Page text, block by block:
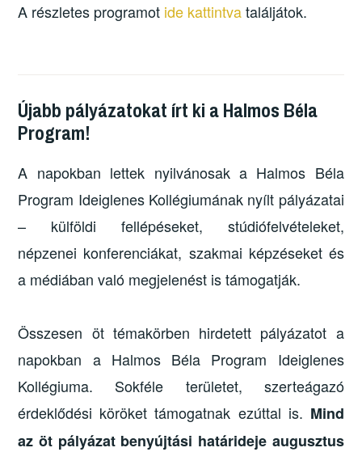
A részletes programot ide kattintvataláljátok.
Újabb pályázatokat írt ki a Halmos Béla
Program!
A napokban lettek nyilvánosak a Halmos Béla
Program Ideiglenes Kollégiumának nyílt pályázatai
– külföldi fellépéseket, stúdiófelvételeket,
népzenei konferenciákat, szakmai képzéseket és
a médiában való megjelenést is támogatják.
Összesen öt témakörben hirdetett pályázatot a
napokban a Halmos Béla Program Ideiglenes
Kollégiuma. Sokféle területet, szerteágazó
érdeklődési köröket támogatnak ezúttal is. Mind
az öt pályázat benyújtási határideje augusztus